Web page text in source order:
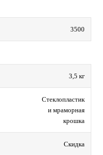
3500
3,5 кг
Стеклопластик
и мраморная
крошка
Скидка